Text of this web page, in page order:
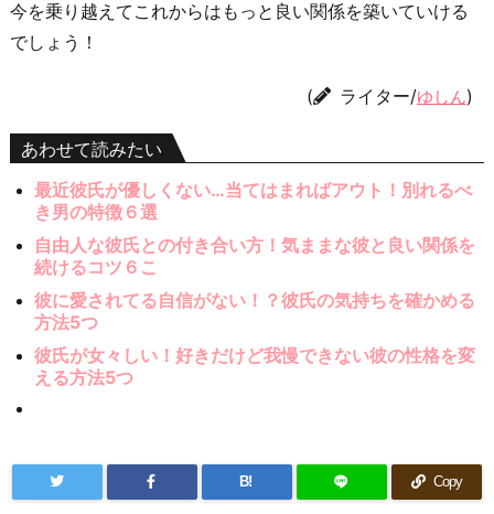
今を乗り越えてこれからはもっと良い関係を築いていける
でしょう！
( ライター/ゆしん)
あわせて読みたい
最近彼氏が優しくない…当てはまればアウト！別れるべ
き男の特徴６選
自由人な彼氏との付き合い方！気ままな彼と良い関係を
続けるコツ６こ
彼に愛されてる自信がない！？彼氏の気持ちを確かめる
方法5つ
彼氏が女々しい！好きだけど我慢できない彼の性格を変
える方法5つ
B! Copy